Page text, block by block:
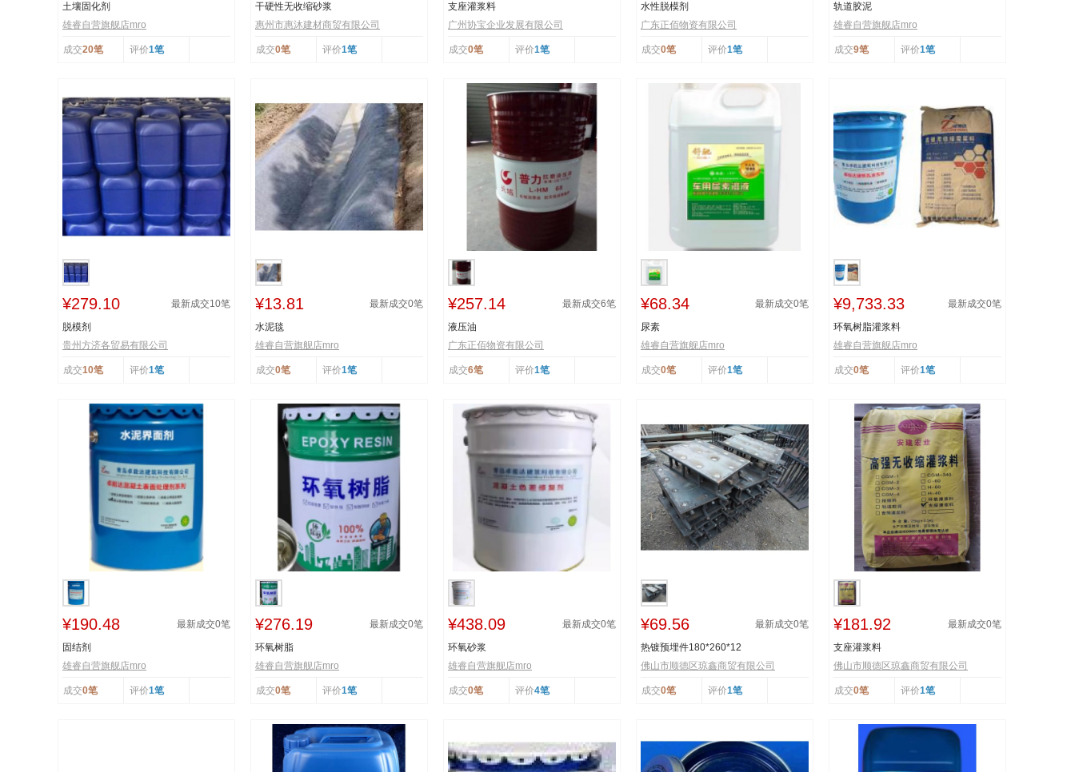
土壤固化剂
雄睿自营旗舰店mro
成交20笔 评价1笔
干硬性无收缩砂浆
惠州市惠沐建材商贸有限公司
成交0笔 评价1笔
支座灌浆料
广州协宝企业发展有限公司
成交0笔 评价1笔
水性脱模剂
广东正佰物资有限公司
成交0笔 评价1笔
轨道胶泥
雄睿自营旗舰店mro
成交9笔 评价1笔
¥279.10 最新成交10笔
脱模剂
贵州方济各贸易有限公司
成交10笔 评价1笔
¥13.81 最新成交0笔
水泥毯
雄睿自营旗舰店mro
成交0笔 评价1笔
¥257.14 最新成交6笔
液压油
广东正佰物资有限公司
成交6笔 评价1笔
¥68.34 最新成交0笔
尿素
雄睿自营旗舰店mro
成交0笔 评价1笔
¥9,733.33 最新成交0笔
环氧树脂灌浆料
雄睿自营旗舰店mro
成交0笔 评价1笔
¥190.48 最新成交0笔
固结剂
雄睿自营旗舰店mro
成交0笔 评价1笔
¥276.19 最新成交0笔
环氧树脂
雄睿自营旗舰店mro
成交0笔 评价1笔
¥438.09 最新成交0笔
环氧砂浆
雄睿自营旗舰店mro
成交0笔 评价4笔
¥69.56 最新成交0笔
热镀预埋件180*260*12
佛山市顺德区琼鑫商贸有限公司
成交0笔 评价1笔
¥181.92 最新成交0笔
支座灌浆料
佛山市顺德区琼鑫商贸有限公司
成交0笔 评价1笔